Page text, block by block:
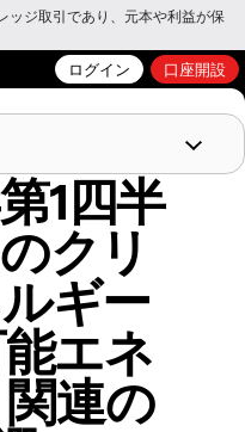
ッジ取引であり、元本や利益が保
ログイン 口座開設
生可能エネルギー）
ー関連銘柄5選
には
1四半
クリ
ギー
能エネ
連の